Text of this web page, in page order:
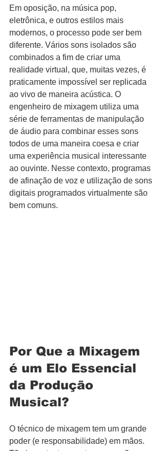
Em oposição, na música pop,
eletrônica, e outros estilos mais
modernos, o processo pode ser bem
diferente. Vários sons isolados são
combinados a fim de criar uma
realidade virtual, que, muitas vezes, é
praticamente impossível ser replicada
ao vivo de maneira acústica. O
engenheiro de mixagem utiliza uma
série de ferramentas de manipulação
de áudio para combinar esses sons
todos de uma maneira coesa e criar
uma experiência musical interessante
ao ouvinte. Nesse contexto, programas
de afinação de voz e utilização de sons
digitais programados virtualmente são
bem comuns.
Por Que a Mixagem
é um Elo Essencial
da Produção
Musical?
O técnico de mixagem tem um grande
poder (e responsabilidade) em mãos.